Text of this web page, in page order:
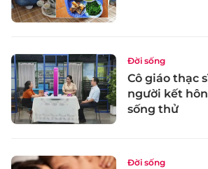
Đời sống
Cô giáo thạc
người kết
sống thử
Đời sống